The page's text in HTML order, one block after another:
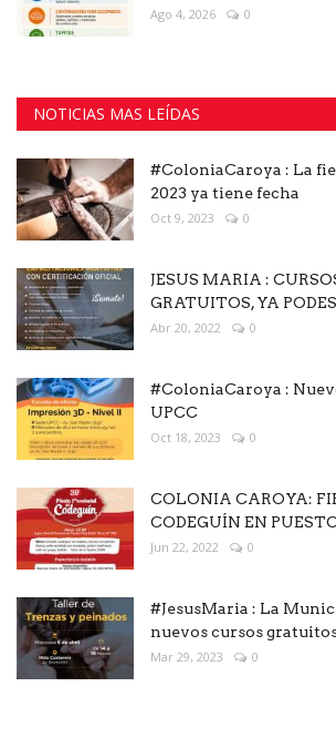
Ago 4, 2026 0
NOTICIAS MAS LEÍDAS
#ColoniaCaroya : La
2023 ya tiene fecha
Oct 9, 2023 0
JESUS MARIA :
GRATUITOS, YA
Abr 20, 2022 0
#ColoniaCaroya :
UPCC
Oct 18, 2023 0
COLONIA CAROYA:
CODEGUÍN EN
Jun 22, 2022 0
#JesusMaria : La
nuevos cursos
Mar 29, 2023 0